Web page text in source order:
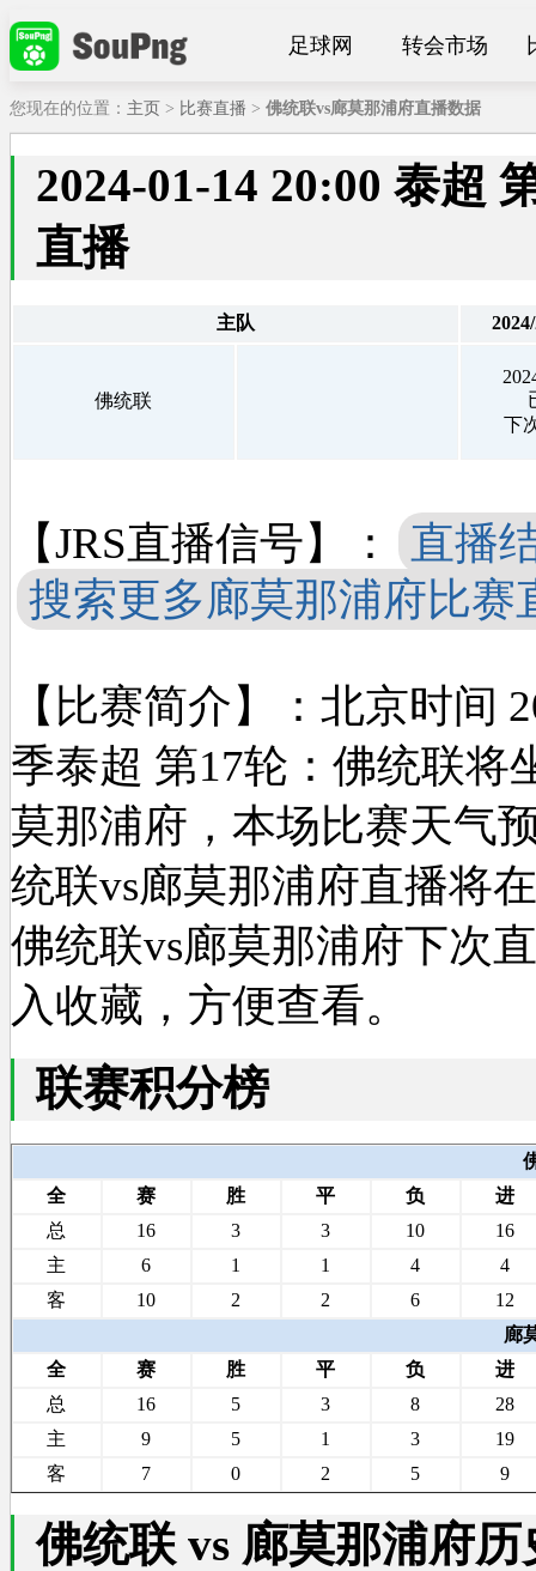
足球网 转会市场
您现在的位置： 主页 > 比赛直播 > 佛统联vs廊莫那浦府直播数据
2024-01-14 20:00 泰超
直播
主队
佛统联
下
【JRS直播信号】：
直播
搜索更多廊莫那浦府比赛
【比赛简介】：北京时间
季泰超 第17轮：佛统联将
莫那浦府，本场比赛天气
统联vs廊莫那浦府直播将
佛统联vs廊莫那浦府下次
入收藏，方便查看。
联赛积分榜
全
赛 胜 平 负
进
总
16 3 3 10
16
主
6 1 1 4
4
客
10 2 2 6
12
廊
全
赛 胜 平 负
进
总
16 5 3 8
28
主
9 5 1 3
19
客
7 0 2 5 9
佛统联 vs 廊莫那浦府